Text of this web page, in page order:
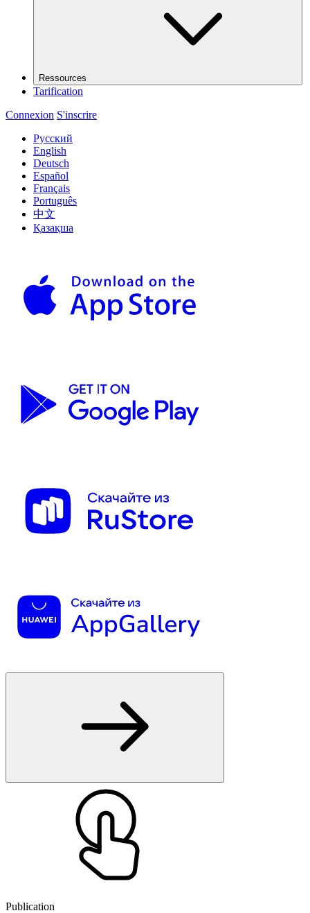
Ressources
Tarification
Connexion S'inscrire
Русский
English
Deutsch
Español
Français
Português
中文
Қазақша
Publication